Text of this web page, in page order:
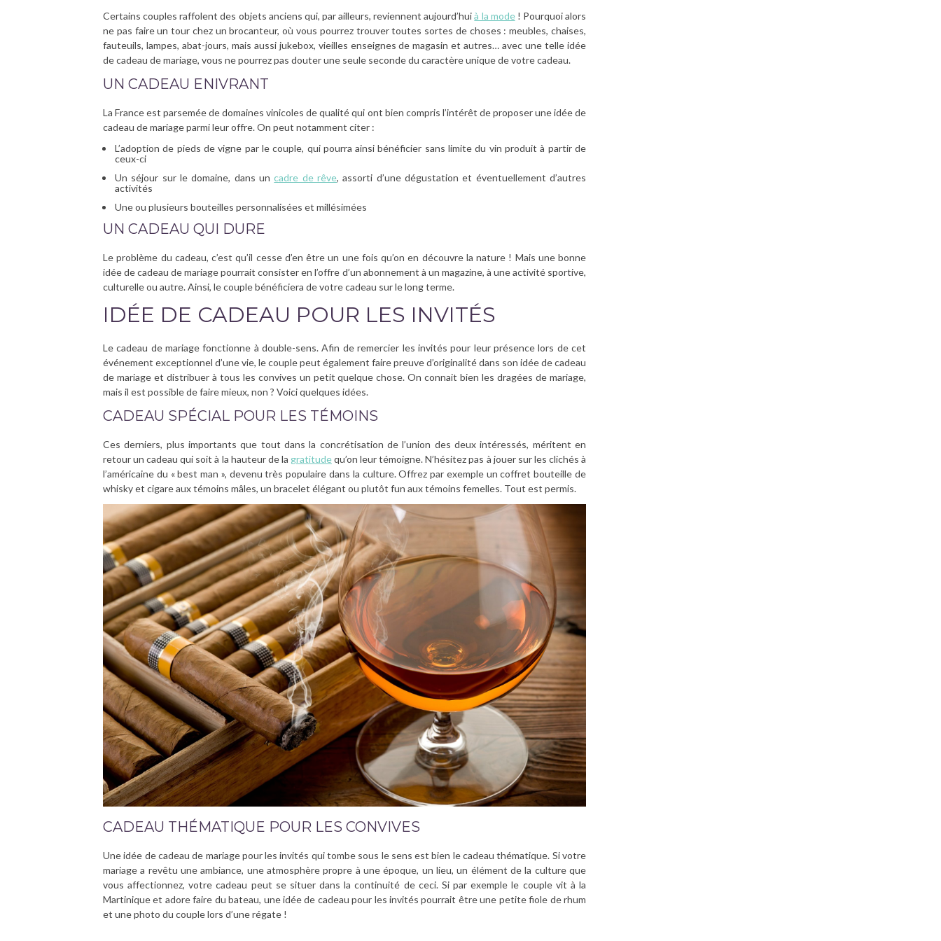
Certains couples raffolent des objets anciens qui, par ailleurs, reviennent aujourd’huià la mode! Pourquoi alors
ne pas faire un tour chez un brocanteur, où vous pourrez trouver toutes sortes de choses : meubles, chaises,
fauteuils, lampes, abat-jours, mais aussi jukebox, vieilles enseignes de magasin et autres… avec une telle idée
de cadeau de mariage, vous ne pourrez pas douter une seule seconde du caractère unique de votre cadeau.
UN CADEAU ENIVRANT
La France est parsemée de domaines vinicoles de qualité qui ont bien compris l’intérêt de proposer une idée de
cadeau de mariage parmi leur offre. On peut notamment citer :
L’adoption de pieds de vigne par le couple, qui pourra ainsi bénéficier sans limite du vin produit à partir de
ceux-ci
Un séjour sur le domaine, dans uncadre de rêve, assorti d’une dégustation et éventuellement d’autres
activités
Une ou plusieurs bouteilles personnalisées et millésimées
UN CADEAU QUI DURE
Le problème du cadeau, c’est qu’il cesse d’en être un une fois qu’on en découvre la nature ! Mais une bonne
idée de cadeau de mariage pourrait consister en l’offre d’un abonnement à un magazine, à une activité sportive,
culturelle ou autre. Ainsi, le couple bénéficiera de votre cadeau sur le long terme.
IDÉE DE CADEAU POUR LES INVITÉS
Le cadeau de mariage fonctionne à double-sens. Afin de remercier les invités pour leur présence lors de cet
événement exceptionnel d’une vie, le couple peut également faire preuve d’originalité dans son idée de cadeau
de mariage et distribuer à tous les convives un petit quelque chose. On connait bien les dragées de mariage,
mais il est possible de faire mieux, non ? Voici quelques idées.
CADEAU SPÉCIAL POUR LES TÉMOINS
Ces derniers, plus importants que tout dans la concrétisation de l’union des deux intéressés, méritent en
retour un cadeau qui soit à la hauteur de la gratitudequ’on leur témoigne. N’hésitez pas à jouer sur les clichés à
l’américaine du « best man », devenu très populaire dans la culture. Offrez par exemple un coffret bouteille de
whisky et cigare aux témoins mâles, un bracelet élégant ou plutôt fun aux témoins femelles. Tout est permis.
CADEAU THÉMATIQUE POUR LES CONVIVES
Une idée de cadeau de mariage pour les invités qui tombe sous le sens est bien le cadeau thématique. Si votre
mariage a revêtu une ambiance, une atmosphère propre à une époque, un lieu, un élément de la culture que
vous affectionnez, votre cadeau peut se situer dans la continuité de ceci. Si par exemple le couple vit à la
Martinique et adore faire du bateau, une idée de cadeau pour les invités pourrait être une petite fiole de rhum
et une photo du couple lors d’une régate !